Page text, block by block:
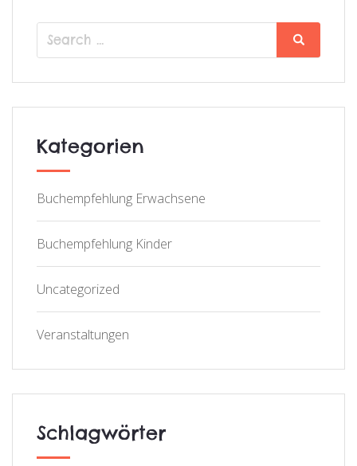
Kategorien
Buchempfehlung Erwachsene
Buchempfehlung Kinder
Uncategorized
Veranstaltungen
Schlagwörter